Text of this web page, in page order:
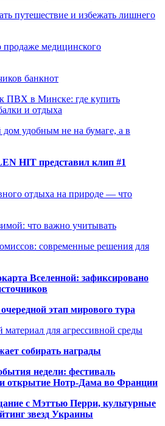
путешествие и избежать лишнего
продаже медицинского
банкнот
ПВХ в Минске: где купить
и отдыха
удобным не на бумаге, а в
HIT представил клип #1
отдыха на природе — что
что важно учитывать
современные решения для
Вселенной: зафиксировано
этап мирового тура
для агрессивной среды
собирать награды
недели: фестиваль
открытие Нотр-Дама во Франции
с Мэттью Перри, культурные
звезд Украины